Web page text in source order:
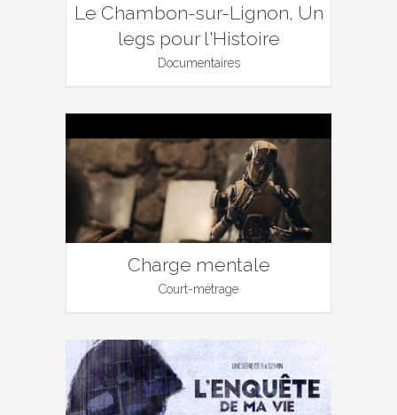
Le Chambon-sur-Lignon, Un
legs pour l'Histoire
Documentaires
Charge mentale
Court-métrage